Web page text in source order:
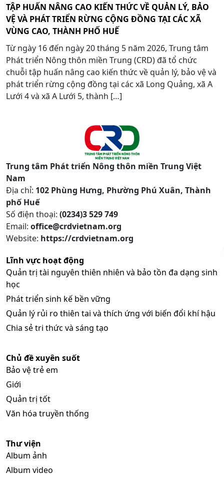
TẬP HUẤN NÂNG CAO KIẾN THỨC VỀ QUẢN LÝ, BẢO
VỆ VÀ PHÁT TRIỂN RỪNG CỘNG ĐỒNG TẠI CÁC XÃ
VÙNG CAO, THÀNH PHỐ HUẾ
Từ ngày 16 đến ngày 20 tháng 5 năm 2026, Trung tâm
Phát triển Nông thôn miền Trung (CRD) đã tổ chức
chuỗi tập huấn nâng cao kiến thức về quản lý, bảo vệ và
phát triển rừng cộng đồng tại các xã Long Quảng, xã A
Lưới 4 và xã A Lưới 5, thành […]
Trung tâm Phát triển Nông thôn miền Trung Việt
Nam
Địa chỉ: 102 Phùng Hưng, Phường Phú Xuân, Thành
phố Huế
Số điện thoại: (0234)3 529 749
Email: office@crdvietnam.org
Website: https://crdvietnam.org
Lĩnh vực hoạt động
Quản trị tài nguyên thiên nhiên và bảo tồn đa dạng sinh
học
Phát triển sinh kế bền vững
Quản lý rủi ro thiên tai và thích ứng với biến đổi khí hậu
Chia sẻ tri thức và sáng tạo
Chủ đề xuyên suốt
Bảo vệ trẻ em
Giới
Quản trị tốt
Văn hóa truyền thống
Thư viện
Album ảnh
Album video